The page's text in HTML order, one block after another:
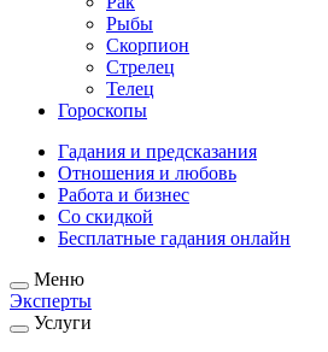
Рыбы
Скорпион
Стрелец
Телец
Гороскопы
Гадания и предсказания
Отношения и любовь
Работа и бизнес
Со скидкой
Бесплатные гадания онлайн
Меню
Эксперты
Услуги